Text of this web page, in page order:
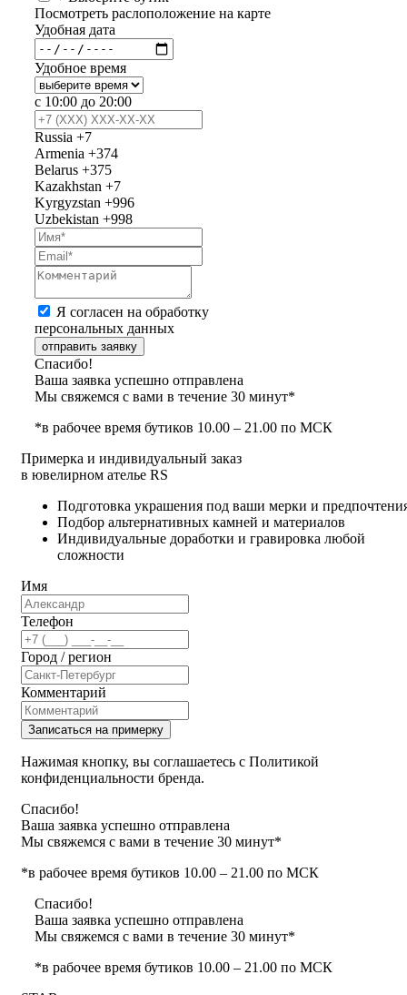
Посмотреть раслоположение на карте
Удобная дата
Удобное время
с 10:00 до 20:00
Russia +7
Armenia +374
Belarus +375
Kazakhstan +7
Kyrgyzstan +996
Uzbekistan +998
Я согласен на обработку
персональных данных
отправить заявку
Спасибо!
Ваша заявка успешно отправлена
Мы свяжемся с вами в течение 30 минут*
*в рабочее время бутиков 10.00 – 21.00 по МСК
Примерка и индивидуальный заказ
в ювелирном ателье RS
Подготовка украшения под ваши мерки и
Подбор альтернативных камней и материалов
Индивидуальные доработки и гравировка любой
сложности
Имя
Телефон
Город / регион
Комментарий
Записаться на примерку
Нажимая кнопку, вы соглашаетесь с Политикой
конфиденциальности бренда.
Спасибо!
Ваша заявка успешно отправлена
Мы свяжемся с вами в течение 30 минут*
*в рабочее время бутиков 10.00 – 21.00 по МСК
Спасибо!
Ваша заявка успешно отправлена
Мы свяжемся с вами в течение 30 минут*
*в рабочее время бутиков 10.00 – 21.00 по МСК